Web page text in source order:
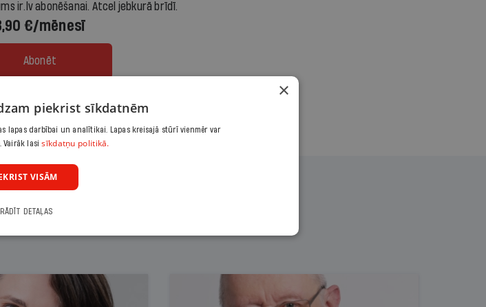
ir.lv abonēšanai. Atcel jebkurā brīdī.
€/mēnesī
Abonēt
iespējas meklē šeit
×
piekrist sīkdatnēm
lapas darbībai un analītikai. Lapas kreisajā stūrī vienmēr var
Vairāk lasisīkdatņu politikā.
VISĀM
RĀDĪT DETAĻAS